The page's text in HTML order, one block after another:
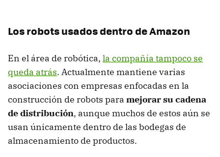
Los robots usados dentro de Amazon
En el área de robótica, la compañía tampoco se
queda atrás. Actualmente mantiene varias
asociaciones con empresas enfocadas en la
construcción de robots para mejorar su cadena
de distribución, aunque muchos de estos aún se
usan únicamente dentro de las bodegas de
almacenamiento de productos.